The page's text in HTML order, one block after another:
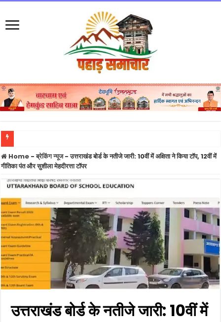
उत्तराखंड में अगले चार दिन भारी बारिश का अलर्ट, बागेश्वर-पिथौरागढ़-चमोली में विशेष सतर्कता
Home - ब्रेकिंग न्यूज- उत्तराखंड बोर्ड के नतीजे जारी: 10वीं में अक्षिता ने किया टॉप, 12वीं में
गीतिका पंत और सुशीला मेहदीरत्ता टॉपर
उत्तराखंड बोर्ड के नतीजे जारी: 10वीं में